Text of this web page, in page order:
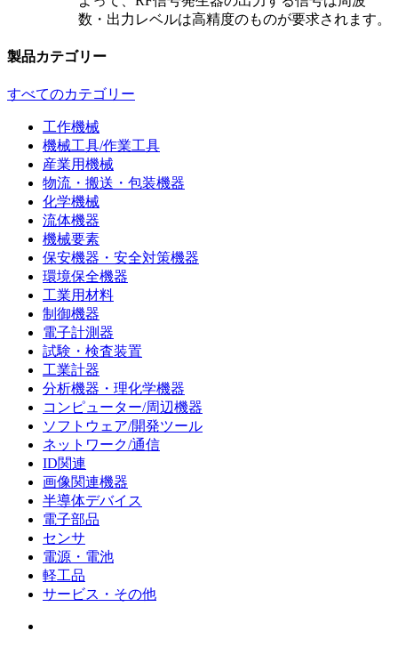
数・出力レベルは高精度のものが要求されます。
製品カテゴリー
すべてのカテゴリー
工作機械
機械工具/作業工具
産業用機械
物流・搬送・包装機器
化学機械
流体機器
機械要素
保安機器・安全対策機器
環境保全機器
工業用材料
制御機器
電子計測器
試験・検査装置
工業計器
分析機器・理化学機器
コンピューター/周辺機器
ソフトウェア/開発ツール
ネットワーク/通信
ID関連
画像関連機器
半導体デバイス
電子部品
センサ
電源・電池
軽工品
サービス・その他